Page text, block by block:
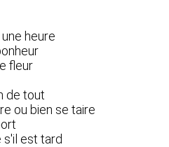
heure
fleur
de tout
ou bien se taire
s'il est tard